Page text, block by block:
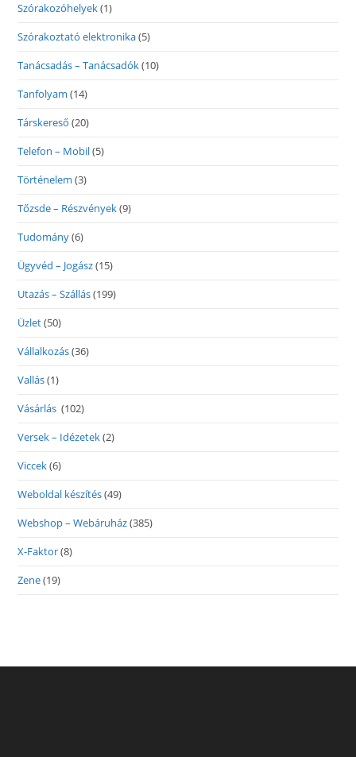
Szórakozóhelyek(1)
Szórakoztató elektronika(5)
Tanácsadás – Tanácsadók(10)
Tanfolyam (14)
Társkereső (20)
Telefon – Mobil(5)
Történelem (3)
Tőzsde – Részvények(9)
Tudomány(6)
Ügyvéd – Jogász(15)
Utazás – Szállás(199)
Üzlet(50)
Vállalkozás(36)
Vallás(1)
Vásárlás (102)
Versek – Idézetek(2)
Viccek(6)
Weboldal készítés(49)
Webshop – Webáruház(385)
X-Faktor(8)
Zene(19)